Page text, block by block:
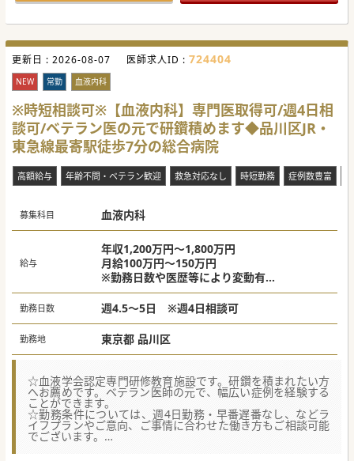
更新日 : 2026-08-07 医師求人ID : 724404
NEW 常勤 血液内科
※時短相談可※【血液内科】専門医取得可/週4日相
談可/ベテラン医の元で研鑽積めます◆品川区JR・
東急線最寄駅徒歩7分の総合病院
高額給与 年齢不問・ベテラン歓迎 救急対応なし 時短勤務 症例数豊富
募集科目 血液内科
給与
年収1,200万円～1,800万円
月給100万円～150万円
※勤務日数や医歴等により変動有
※当直手当は別途支給
勤務日数 週4.5～5日 ※週4日相談可
勤務地 東京都 品川区
☆血液学会認定専門研修教育施設です。研鑽を積まれたい方
へお薦めです。ベテラン医師の元で、幅広い症例を経験する
ことができます。
☆勤務条件については、週4日勤務・早番遅番なし、などラ
イフプランやご意向、ご事情に合わせた働き方もご相談可能
でございます。
☆品川区JR/東急線最寄駅から、徒歩数分の立地も魅力の一つ